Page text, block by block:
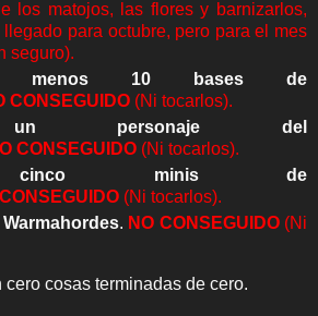
los matojos, las flores y barnizarlos,
para octubre, pero para el mes
seguro).
menos 10 bases de
CONSEGUIDO (Ni tocarlos).
personaje del
CONSEGUIDO (Ni tocarlos).
cinco minis de
CONSEGUIDO (Ni tocarlos).
. NO CONSEGUIDO(Ni
cero cosas terminadas de cero.